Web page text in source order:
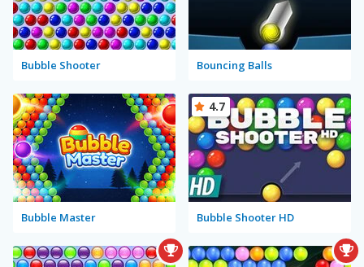
Bubble Shooter Bouncing Balls
Bubble Master Bubble Shooter HD
4.7